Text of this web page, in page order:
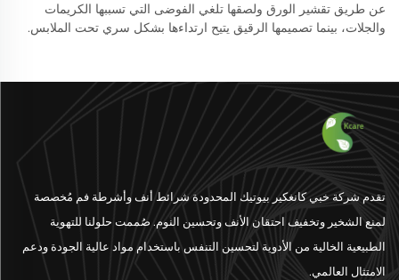
عن طريق تقشير الورق ولصقها تلغي الفوضى التي تسببها الكريمات
والجلات، بينما تصميمها الرقيق يتيح ارتداءها بشكل سري تحت الملابس.
تقدم شركة خبي كانغكير بيوتيك المحدودة شرائط أنف وأشرطة فم مُخصصة
لمنع الشخير وتخفيف احتقان الأنف وتحسين النوم. صُممت حلولنا للتهوية
الطبيعية الخالية من الأدوية لتحسين التنفس باستخدام مواد عالية الجودة ودعم
الامتثال العالمي.